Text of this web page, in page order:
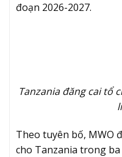
đoạn 2026-2027.
Tanzania đăng cai tổ
Theo tuyên bố, MWO
cho Tanzania trong